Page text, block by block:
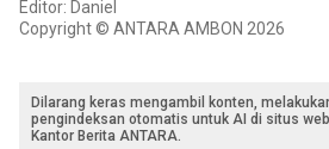
Editor: Daniel
Copyright © ANTARA AMBON 2026
Dilarang keras mengambil konten,
pengindeksan otomatis untuk AI di situs
Kantor Berita ANTARA.